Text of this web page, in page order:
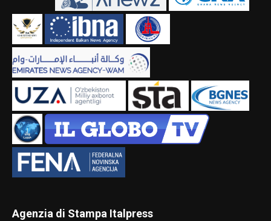
Agenzia di Stampa Italpress